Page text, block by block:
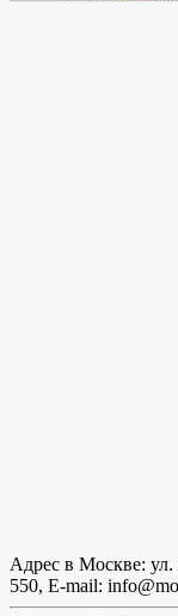
Адрес в Москве:
550, Е-mail: